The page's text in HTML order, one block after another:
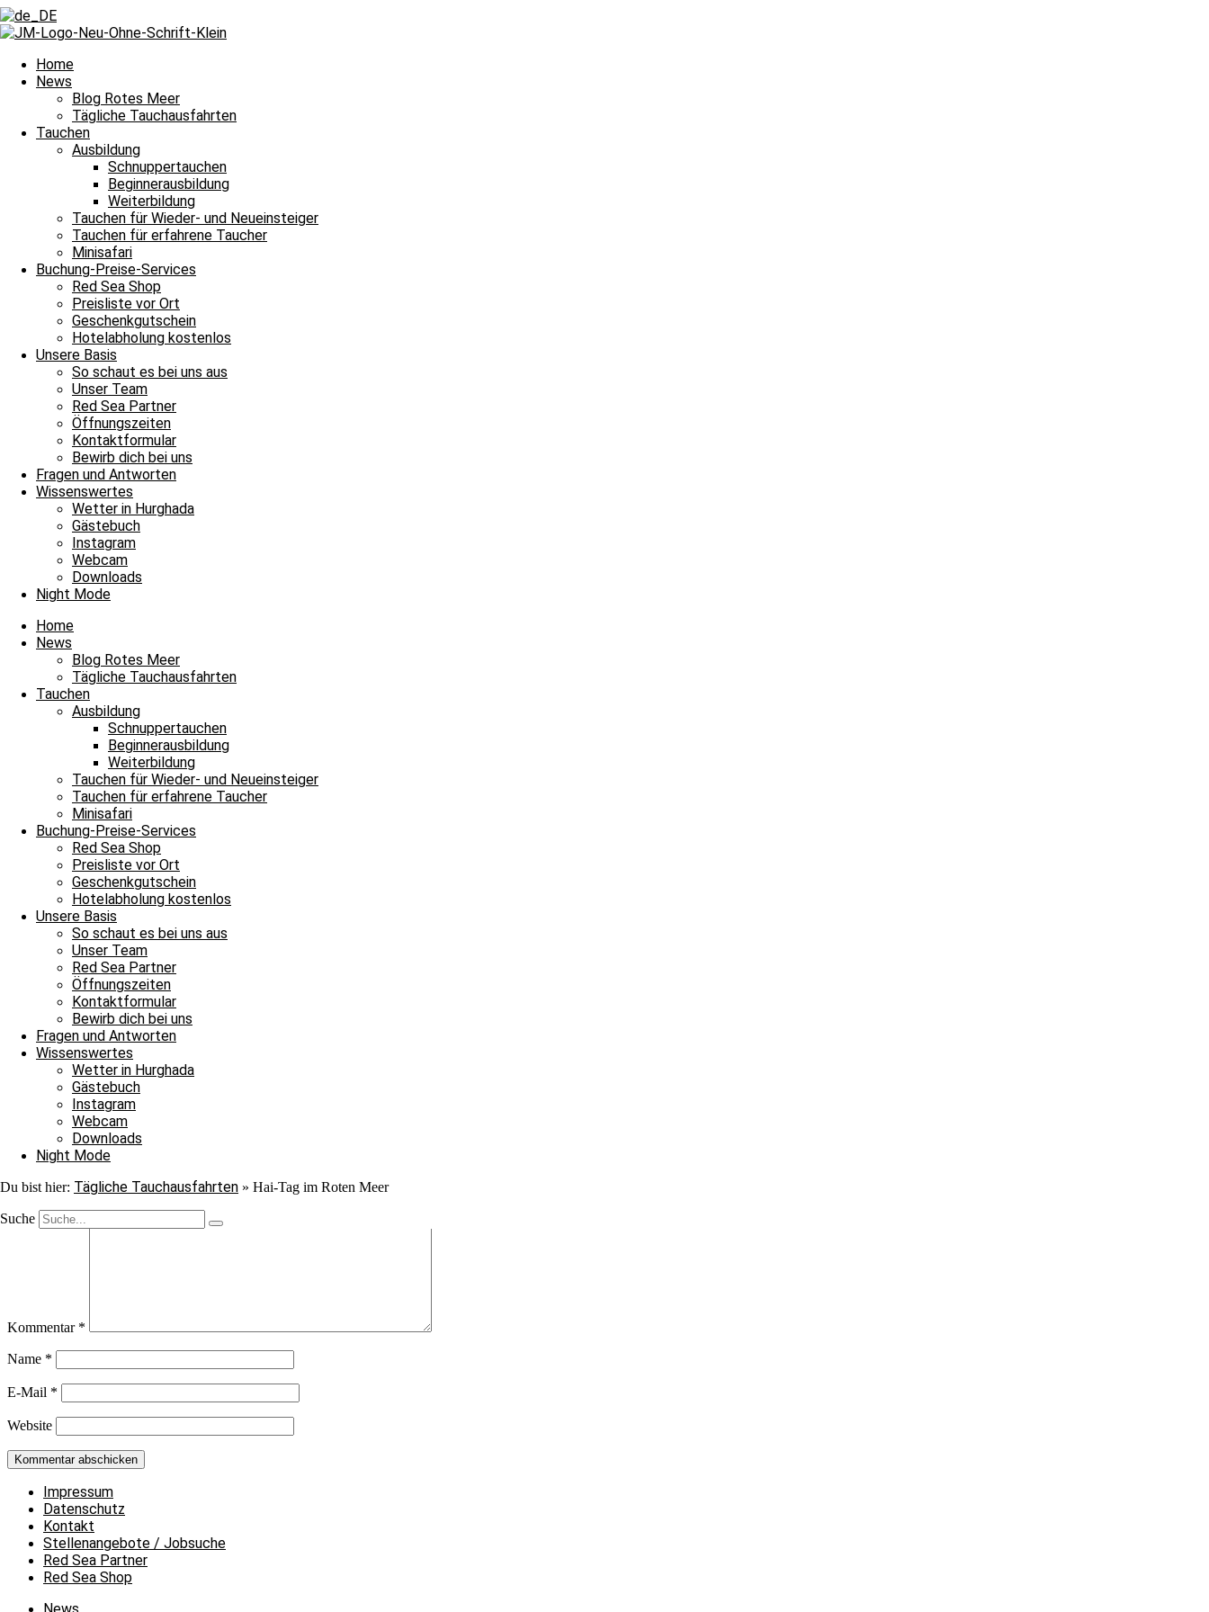
Home
News
Blog Rotes Meer
Tägliche Tauchausfahrten
Tauchen
Ausbildung
Schnuppertauchen
Beginnerausbildung
Weiterbildung
Tauchen für Wieder- und Neueinsteiger
Tauchen für erfahrene Taucher
Minisafari
Buchung-Preise-Services
Red Sea Shop
Preisliste vor Ort
Geschenkgutschein
Hotelabholung kostenlos
Unsere Basis
So schaut es bei uns aus
Unser Team
Red Sea Partner
Öffnungszeiten
Kontaktformular
Bewirb dich bei uns
Fragen und Antworten
Wissenswertes
Wetter in Hurghada
Gästebuch
Instagram
Webcam
Downloads
Night Mode
Home
News
Blog Rotes Meer
Tägliche Tauchausfahrten
Tauchen
Ausbildung
Schnuppertauchen
Beginnerausbildung
Weiterbildung
Tauchen für Wieder- und Neueinsteiger
Tauchen für erfahrene Taucher
Minisafari
Buchung-Preise-Services
Red Sea Shop
Preisliste vor Ort
Geschenkgutschein
Hotelabholung kostenlos
Unsere Basis
So schaut es bei uns aus
Unser Team
Red Sea Partner
Öffnungszeiten
Kontaktformular
Bewirb dich bei uns
Fragen und Antworten
Wissenswertes
Wetter in Hurghada
Gästebuch
Instagram
Webcam
Downloads
Night Mode
Du bist hier: Tägliche Tauchausfahrten » Hai-Tag im Roten Meer
Suche
ZurückVoriger
Nächster13 Delfine grüßten am Ende des Tauchgangs
Hai-Tag im Roten Meer und damit heißt es Leinen los für unsere täglichen Tauchausfahrten im Januar 2024!
Tauchguidesberichten an dieser Stelle jeden Tag von den Sichtungen der kleinen und auch großen Schätze, die unser schönes Rotes Meer zu bieten hat. Außerdem erzählen sie über all das, was sie auf
dem Meer und unter Wasser erlebt haben. Auch über die wundervollen Erlebnisse auf unseren mehrtägigen Minisafaris halten sie euch stets auf dem Laufenden. Egal, ob Early Morning Dive oder
Nachttauchgang – ihr könnt es mitverfolgen. Auch Wracktauchgänge in Abu Nuhas oder an der Thistlegorm stehen auf dem Programm. Ob im Norden oder Süden, ihr seid mit an Bord!
Und das Beste? Unsere Berichte über die Tauchausfahrten unserer Boote erscheinen täglich! 365 Tage im Jahr könnt ihr mit uns zusammen auf die Reise gehen und im
lasst euch immer wieder aufs Neue verzaubern. Willkommen zu unseren täglichen Tauchausfahrten!
Unsere Berichte über die Tauchausfahrten unserer Boote erscheinen täglich! 365 Tage im Jahr könnt ihr mit uns zusammen auf die Reise gehen und im Roten Meer abtauchen! Kommt an Bord und lasst euch
immer wieder aufs Neue verzaubern. Auch morgen könnt ihr wieder dabei sein und die Erlebnisse unserer Tauchguides mitverfolgen.
Hai-Tag im Roten Meer Ägypten, Rotes Meer, Hurghada,
Thorsten Rieck, Olaf Mayr, Katharina Tretter
Archiv
Giftun InselnScuba Diving
Schreibe einen Kommentar
Deine E-Mail-Adresse wird nicht veröffentlicht. Erforderliche Felder sind mit
Kommentar *
Name *
E-Mail *
Website
Impressum
Datenschutz
Kontakt
Stellenangebote / Jobsuche
Red Sea Partner
Red Sea Shop